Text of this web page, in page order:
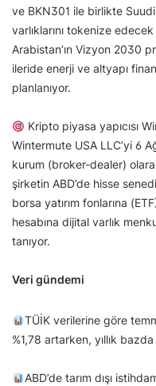
ve BKN301 ile birlikte
varlıklarını tokenize
Arabistan’ın Vizyon 2030
ileride enerji ve altyapı
planlanıyor.
Kripto piyasa yapıcısı
Wintermute USA LLC’yi 6
kurum (broker-dealer)
şirketin ABD’de hisse
borsa yatırım fonlarına
hesabına dijital varlık
tanıyor.
Veri gündemi
TÜİK verilerine göre
%1,78 artarken, yıllık
ABD’de tarım dışı